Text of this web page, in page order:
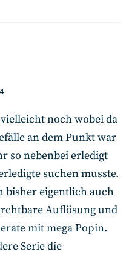
noch wobei da
an dem Punkt war
so nebenbei erledigt
suchen musste.
bisher eigentlich auch
Auflösung und
mit mega Popin.
Serie die